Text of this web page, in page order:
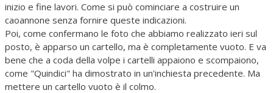
inizio e fine lavori. Come si può cominciare a costruire un
caoannone senza fornire queste indicazioni.
Poi, come confermano le foto che abbiamo realizzato ieri sul
posto, è apparso un cartello, ma è completamente vuoto. E va
bene che a coda della volpe i cartelli appaiono e scompaiono,
come "Quindici" ha dimostrato in un'inchiesta precedente. Ma
mettere un cartello vuoto è il colmo.